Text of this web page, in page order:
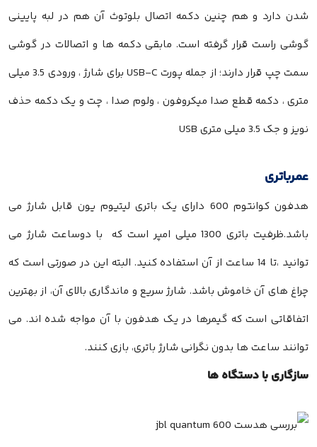
شدن دارد و هم چنین دکمه اتصال بلوتوث آن هم در لبه پایینی
گوشی راست قرار گرفته است. مابقی دکمه ها و اتصالات در گوشی
سمت چپ قرار دارند؛ از جمله پورت USB-C برای شارژ ، ورودی 3.5 میلی
متری ، دکمه قطع صدا میکروفون ، ولوم صدا ، چت و یک دکمه حذف
نویز و جک 3.5 میلی متری USB
عمرباتری
هدفون کوانتوم 600 دارای یک باتری لیتیوم یون قابل شارژ می
باشد.ظرفیت باتری 1300 میلی امپر است که با دوساعت شارژ می
توانید ،تا 14 ساعت از آن استفاده کنید. البته این در صورتی است که
چراغ های آن خاموش باشد. شارژ سریع و ماندگاری بالای آن، از بهترین
اتفاقاتی است که گیمرها در یک هدفون با آن مواجه شده اند. می
توانند ساعت ها بدون نگرانی شارژ باتری، بازی کنند.
سازگاری با دستگاه ها